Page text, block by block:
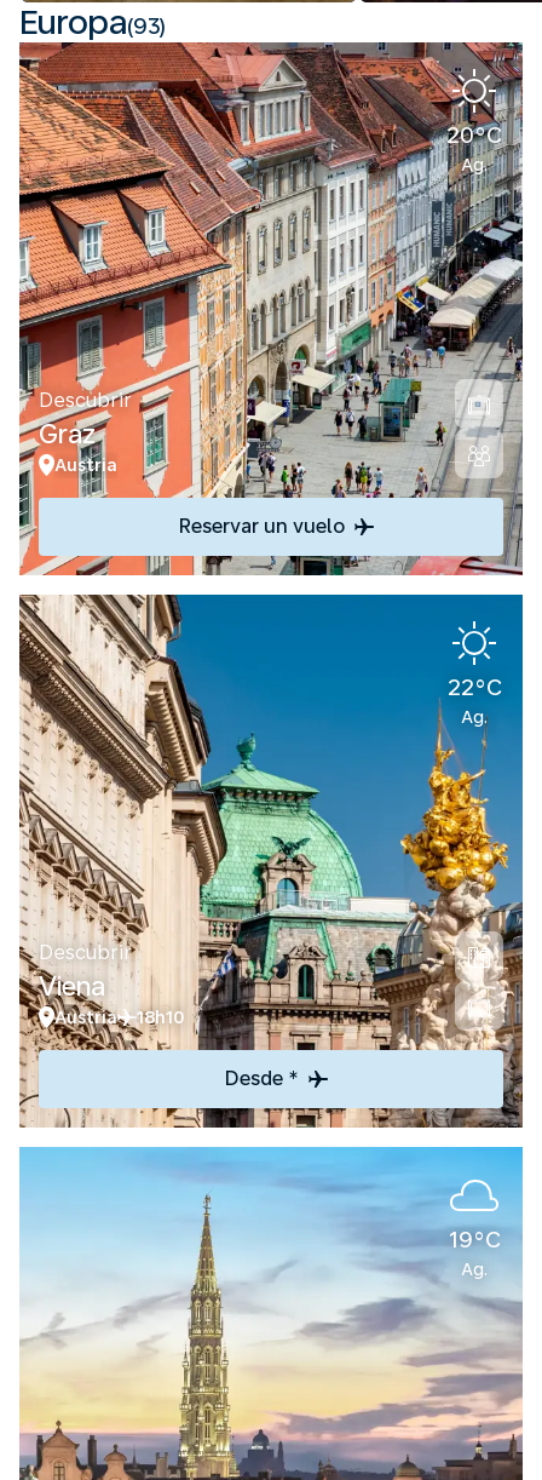
Europa(93)
20°C
Ag.
Descubrir
Graz
Austria
Reservar un vuelo
22°C
Ag.
Descubrir
Viena
Austria 18h10
Desde *
19°C
Ag.